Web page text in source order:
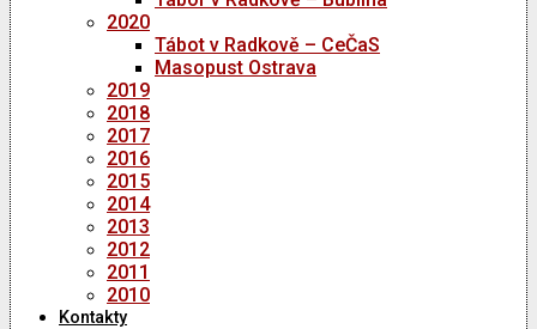
2020
Tábot v Radkově – CeČaS
Masopust Ostrava
2019
2018
2017
2016
2015
2014
2013
2012
2011
2010
Kontakty